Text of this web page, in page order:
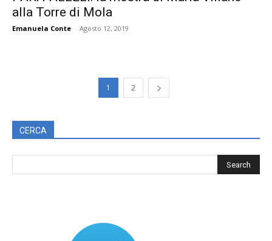
alla Torre di Mola
Emanuela Conte - Agosto 12, 2019
1 2
CERCA